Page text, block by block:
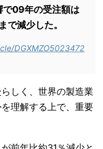
で09年の受注額は
で減少した。
DGXMZO5023472
しく、世界の製造業
理解する上で、重要